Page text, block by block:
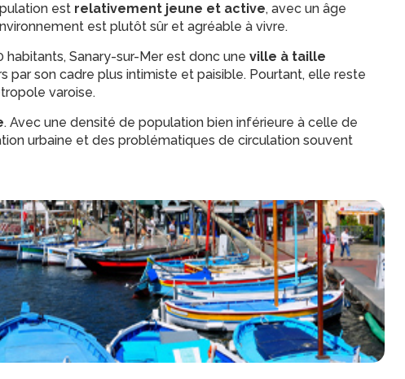
est relativement jeune et active, avec un âge
est plutôt sûr et agréable à vivre.
Sanary-sur-Mer est donc une ville à taille
par son cadre plus intimiste et paisible. Pourtant, elle reste
varoise.
. Avec une densité de population bien inférieure à celle de
urbaine et des problématiques de circulation souvent